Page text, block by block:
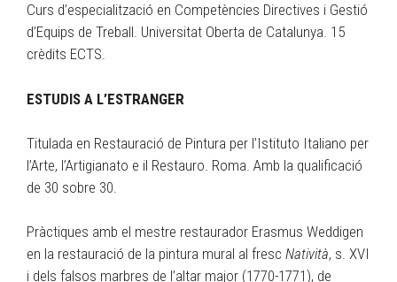
Curs d’especialització en Competències Directives i Gestió
d’Equips de Treball. Universitat Oberta de Catalunya. 15
crèdits ECTS.
ESTUDIS A L’ESTRANGER
Titulada en Restauració de Pintura per l’Istituto Italiano per
l’Arte, l’Artigianato e il Restauro. Roma. Amb la qualificació
de 30 sobre 30.
Pràctiques amb el mestre restaurador Erasmus Weddigen
en la restauració de la pintura mural al fresc Natività, s. XVI
i dels falsos marbres de l’altar major (1770-1771), de